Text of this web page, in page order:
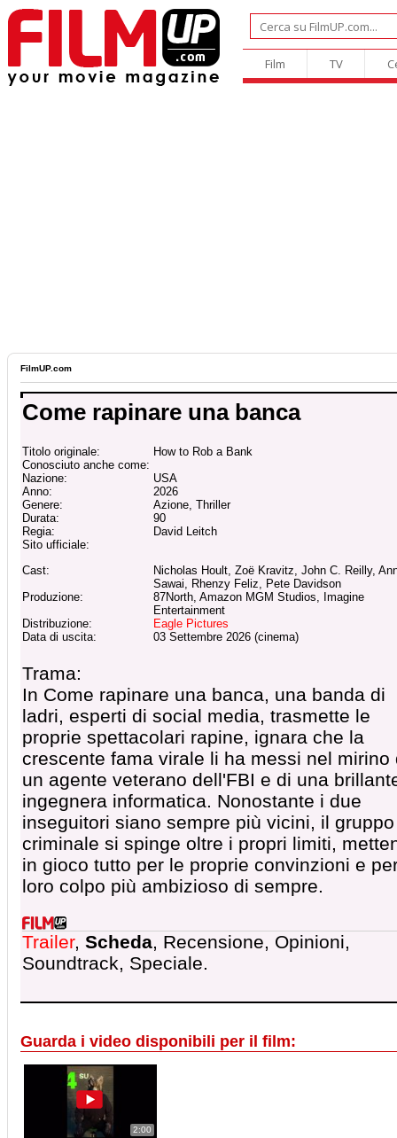
Film TV
FilmUP.com
Come rapinare una banca
Titolo originale:
How to Rob a Bank
Conosciuto anche come:
Nazione:
USA
Anno:
2026
Genere:
Azione, Thriller
Durata:
90
Regia:
David Leitch
Sito ufficiale:
Cast:
Nicholas Hoult, Zoë Kravitz, John C. Reilly,
Sawai, Rhenzy Feliz, Pete Davidson
Produzione:
87North, Amazon MGM Studios, Imagine
Entertainment
Distribuzione:
Eagle Pictures
Data di uscita:
03 Settembre 2026 (cinema)
Trama:
In Come rapinare una banca, una banda di
ladri, esperti di social media, trasmette le
proprie spettacolari rapine, ignara che la
crescente fama virale li ha messi nel mirino
un agente veterano dell'FBI e di una
ingegnera informatica. Nonostante i due
inseguitori siano sempre più vicini, il gruppo
criminale si spinge oltre i propri limiti,
in gioco tutto per le proprie convinzioni e
loro colpo più ambizioso di sempre.
Trailer, Scheda, Recensione, Opinioni,
Soundtrack, Speciale.
Guarda i video disponibili per il film:
2:00